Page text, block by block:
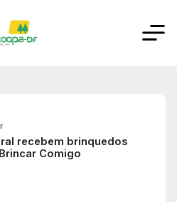
recebem brinquedos
Comigo